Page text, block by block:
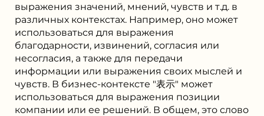
выражения значений, мнений, чувств и т.д. в
различных контекстах. Например, оно может
использоваться для выражения
благодарности, извинений, согласия или
несогласия, а также для передачи
информации или выражения своих мыслей и
чувств. В бизнес-контексте "表示" может
использоваться для выражения позиции
компании или ее решений. В общем, это слово